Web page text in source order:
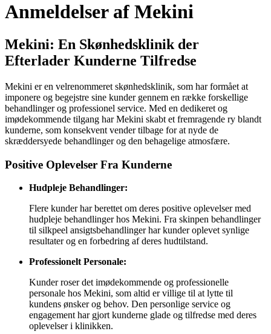
Anmeldelser af Mekini
Mekini: En Skønhedsklinik der
Efterlader Kunderne Tilfredse
Mekini er en velrenommeret skønhedsklinik, som har formået at
imponere og begejstre sine kunder gennem en række forskellige
behandlinger og professionel service. Med en dedikeret og
imødekommende tilgang har Mekini skabt et fremragende ry blandt
kunderne, som konsekvent vender tilbage for at nyde de
skræddersyede behandlinger og den behagelige atmosfære.
Positive Oplevelser Fra Kunderne
Hudpleje Behandlinger:
Flere kunder har berettet om deres positive oplevelser med
hudpleje behandlinger hos Mekini. Fra skinpen behandlinger
til silkpeel ansigtsbehandlinger har kunder oplevet synlige
resultater og en forbedring af deres hudtilstand.
Professionelt Personale:
Kunder roser det imødekommende og professionelle
personale hos Mekini, som altid er villige til at lytte til
kundens ønsker og behov. Den personlige service og
engagement har gjort kunderne glade og tilfredse med deres
oplevelser i klinikken.